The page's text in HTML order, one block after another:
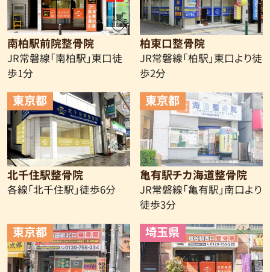
南柏駅前院整骨院
JR常磐線「南柏駅」東口徒
歩1分
柏東口整骨院
JR常磐線「柏駅」東口より徒
歩2分
東京都
北千住駅整骨院
各線「北千住駅」徒歩6分
東京都
亀有駅チカ海道整骨院
JR常磐線「亀有駅」南口より
徒歩3分
東京都 埼玉県